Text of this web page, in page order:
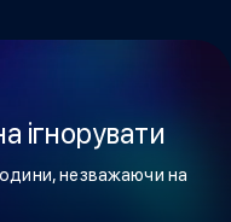
ігнорувати
незважаючи на